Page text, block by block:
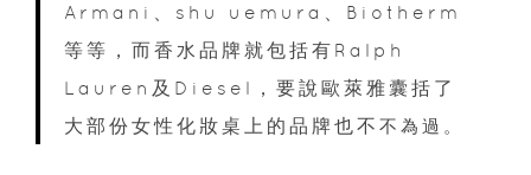
Armani、shu uemura、Biotherm
等等，而香水品牌就包括有Ralph
Lauren及Diesel，要說歐萊雅囊括了
大部份女性化妝桌上的品牌也不 不為過。